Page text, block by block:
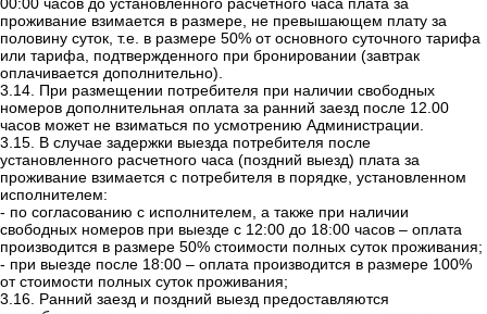
00:00 часов до установленного расчетного часа плата за
проживание взимается в размере, не превышающем плату за
половину суток, т.е. в размере 50% от основного суточного тарифа
или тарифа, подтвержденного при бронировании (завтрак
оплачивается дополнительно).
3.14. При размещении потребителя при наличии свободных
номеров дополнительная оплата за ранний заезд после 12.00
часов может не взиматься по усмотрению Администрации.
3.15. В случае задержки выезда потребителя после
установленного расчетного часа (поздний выезд) плата за
проживание взимается с потребителя в порядке, установленном
исполнителем:
- по согласованию с исполнителем, а также при наличии
свободных номеров при выезде с 12:00 до 18:00 часов – оплата
производится в размере 50% стоимости полных суток проживания;
- при выезде после 18:00 – оплата производится в размере 100%
от стоимости полных суток проживания;
3.16. Ранний заезд и поздний выезд предоставляются